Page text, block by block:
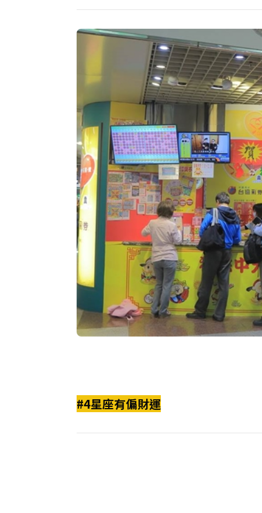
#4星座有偏財運